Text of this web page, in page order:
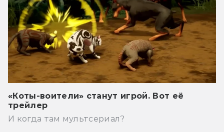
«Коты-воители» станут игрой. Вот её
трейлер
И когда там мультсериал?